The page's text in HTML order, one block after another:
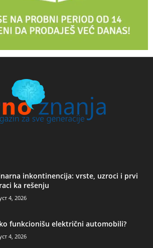
inkontinencija: vrste, uzroci i prvi
ka rešenju
4, 2026
funkcionišu električni automobili?
4, 2026